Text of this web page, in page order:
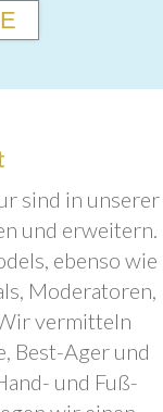
sind in unserer
und erweitern.
ebenso wie
Moderatoren,
vermitteln
Best-Ager und
und Fuß-